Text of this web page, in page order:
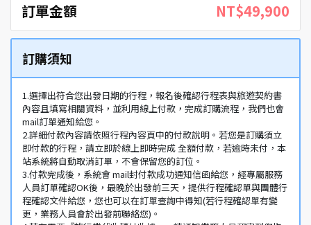
訂單金額 NT$49,900
訂購須知
1.選擇出符合您出發日期的行程，報名後確認行程表與旅遊契約書
內容且填寫相關資料，並利用線上付款，完成訂購流程，我們也會
mail訂單通知給您。
2.詳細付款內容請依照行程內容頁中的付款說明。若您是訂購須立
即付款的行程，請立即於線上即時完成 全額付款，若逾時未付，本
站系統將自動取消訂單，不會保留您的訂位。
3.付款完成後，系統會 mail封付款成功通知信函給您，經專屬服務
人員訂單確認OK後，最晚於出發前三天，提供行程確認單與團體行
程確認文件給您，您也可以在訂單查詢中得知(若行程確認單有變
更，業務人員會於出發前聯絡您)。